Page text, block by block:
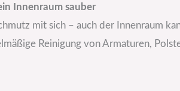
Innenraum sauber
mit sich – auch der Innenraum
Reinigung von Armaturen,